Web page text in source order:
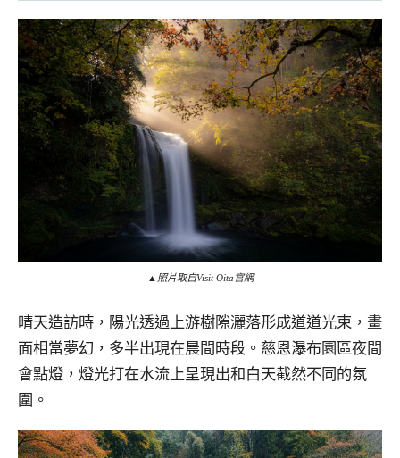
▲照片取自Visit Oita官網
晴天造訪時，陽光透過上游樹隙灑落形成道道光束，畫
面相當夢幻，多半出現在晨間時段。慈恩瀑布園區夜間
會點燈，燈光打在水流上呈現出和白天截然不同的氛
圍。